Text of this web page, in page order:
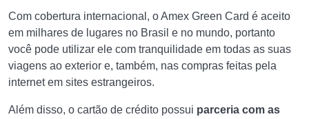
Com cobertura internacional, o Amex Green Card é aceito
em milhares de lugares no Brasil e no mundo, portanto
você pode utilizar ele com tranquilidade em todas as suas
viagens ao exterior e, também, nas compras feitas pela
internet em sites estrangeiros.
Além disso, o cartão de crédito possui parceria com as